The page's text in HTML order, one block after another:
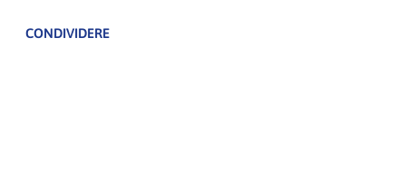
CONDIVIDERE